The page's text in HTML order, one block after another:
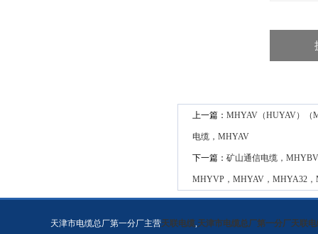
上一篇： MHYAV（HUYAV）（
电缆，MHYAV
下一篇： 矿山通信电缆，
MHYVP，MHYAV，MHYA32
天津市电缆总厂第一分厂主营天联电缆,天津市电缆总厂第一分厂天联电